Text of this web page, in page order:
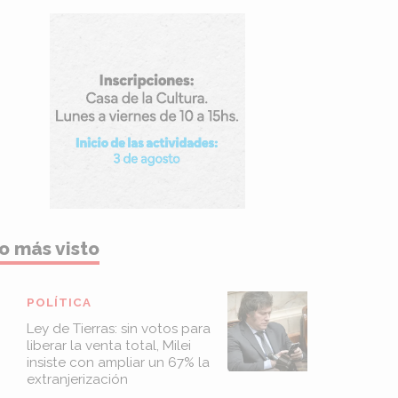
más visto
Ley de Tierras: sin votos para
liberar la venta total, Milei
insiste con ampliar un 67% la
extranjerización
POLÍTICA